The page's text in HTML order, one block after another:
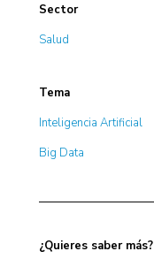
Sector
Salud
Tema
Inteligencia Artificial
Big Data
¿Quieres saber más?